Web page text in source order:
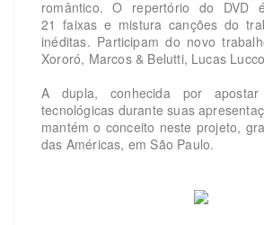
romântico. O repertório do DVD
21 faixas e mistura canções do
inéditas. Participam do novo
Xororó, Marcos & Belutti, Lucas
A dupla, conhecida por
tecnológicas durante suas
mantém o conceito neste projeto,
das Américas, em São Paulo.